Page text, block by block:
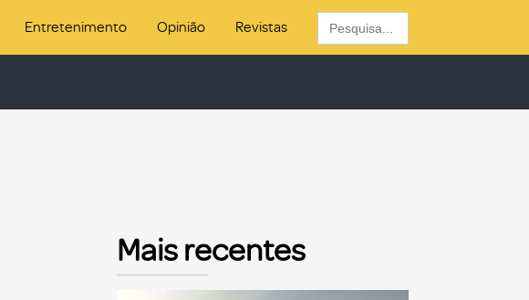
Entretenimento Opinião Revistas
Search
for:
Mais recentes